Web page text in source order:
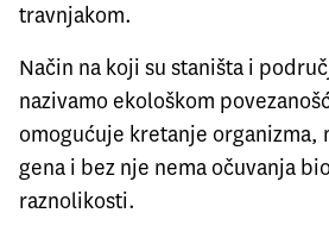
travnjakom.
Način na koji su staništa i
nazivamo ekološkom
omogućuje kretanje
gena i bez nje nema očuvanja
raznolikosti.